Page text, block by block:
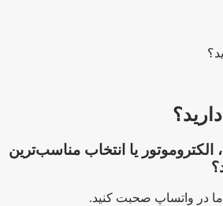
الکتروموتور یا انتخاب مناسب‌ترین
ما در واتساپ صحبت کنید.